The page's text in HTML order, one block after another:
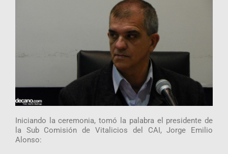
Iniciando la ceremonia, tomó la palabra el presidente de
la Sub Comisión de Vitalicios del CAI, Jorge Emilio
Alonso: